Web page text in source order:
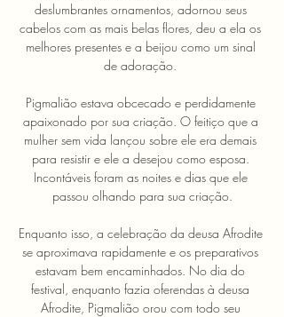
deslumbrantes ornamentos, adornou seus
cabelos com as mais belas flores, deu a ela os
melhores presentes e a beijou como um sinal
de adoração.
Pigmalião estava obcecado e perdidamente
apaixonado por sua criação. O feitiço que a
mulher sem vida lançou sobre ele era demais
para resistir e ele a desejou como esposa.
Incontáveis ​​foram as noites e dias que ele
passou olhando para sua criação.
Enquanto isso, a celebração da deusa Afrodite
se aproximava rapidamente e os preparativos
estavam bem encaminhados. No dia do
festival, enquanto fazia oferendas à deusa
Afrodite, Pigmalião orou com todo seu